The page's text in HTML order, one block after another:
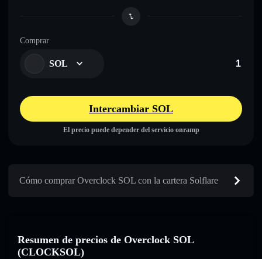
Comprar
SOL
Intercambiar SOL
El precio puede depender del servicio onramp
Cómo comprar Overclock SOL con la cartera Solflare
Resumen de precios de Overclock SOL
(CLOCKSOL)